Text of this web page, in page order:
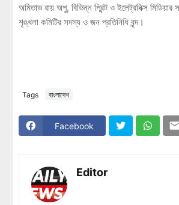
অমিতাভ রায় অপু, বিভিন্ন প্রিন্ট ও ইলেট্রনিক্স
শৃঙ্খলা কমিটির সদস্য ও জন প্রতিনিধি বৃন্দ।
Tags বাংলাদেশ
Facebook
Editor